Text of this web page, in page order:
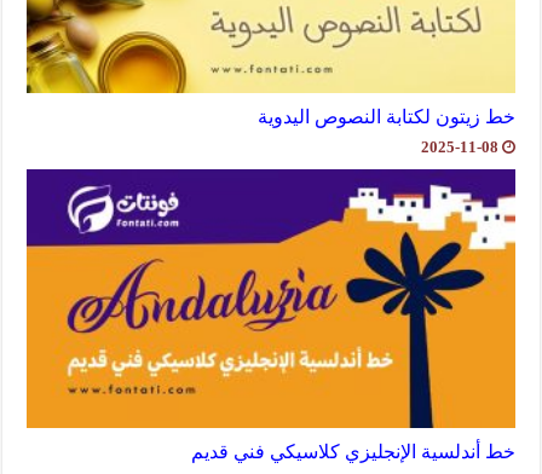
خط زيتون لكتابة النصوص اليدوية
2025-11-08
خط أندلسية الإنجليزي كلاسيكي فني قديم